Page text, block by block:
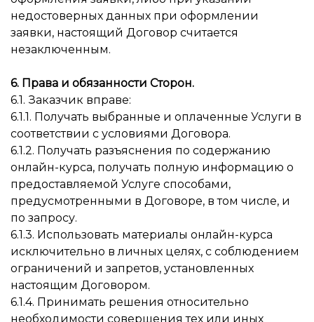
недостоверных данных при оформлении
заявки, настоящий Договор считается
незаключенным.
6. Права и обязанности Сторон.
6.1. Заказчик вправе:
6.1.1. Получать выбранные и оплаченные Услуги в
соответствии с условиями Договора.
6.1.2. Получать разъяснения по содержанию
онлайн-курса, получать полную информацию о
предоставляемой Услуге способами,
предусмотренными в Договоре, в том числе, и
по запросу.
6.1.3. Использовать материалы онлайн-курса
исключительно в личных целях, с соблюдением
ограничений и запретов, установленных
настоящим Договором.
6.1.4. Принимать решения относительно
необходимости совершения тех или иных